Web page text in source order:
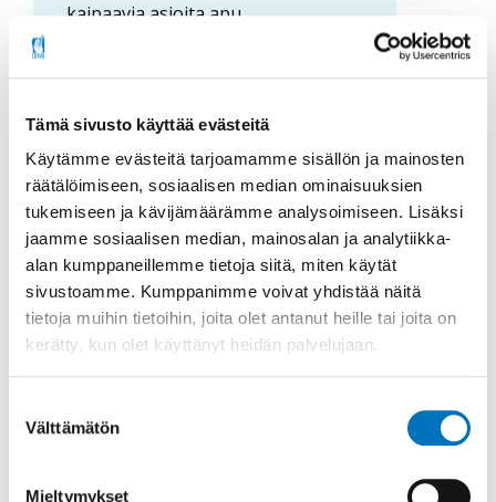
Tämä sivusto käyttää evästeitä
Käytämme evästeitä tarjoamamme sisällön ja mainosten
räätälöimiseen, sosiaalisen median ominaisuuksien
tukemiseen ja kävijämäärämme analysoimiseen. Lisäksi
jaamme sosiaalisen median, mainosalan ja analytiikka-
alan kumppaneillemme tietoja siitä, miten käytät
sivustoamme. Kumppanimme voivat yhdistää näitä
tietoja muihin tietoihin, joita olet antanut heille tai joita on
kerätty, kun olet käyttänyt heidän palvelujaan.
valinta
Välttämätön
Mieltymykset
kaipaavia asioita apu...
23.04.2024
I-studion jakso 38: